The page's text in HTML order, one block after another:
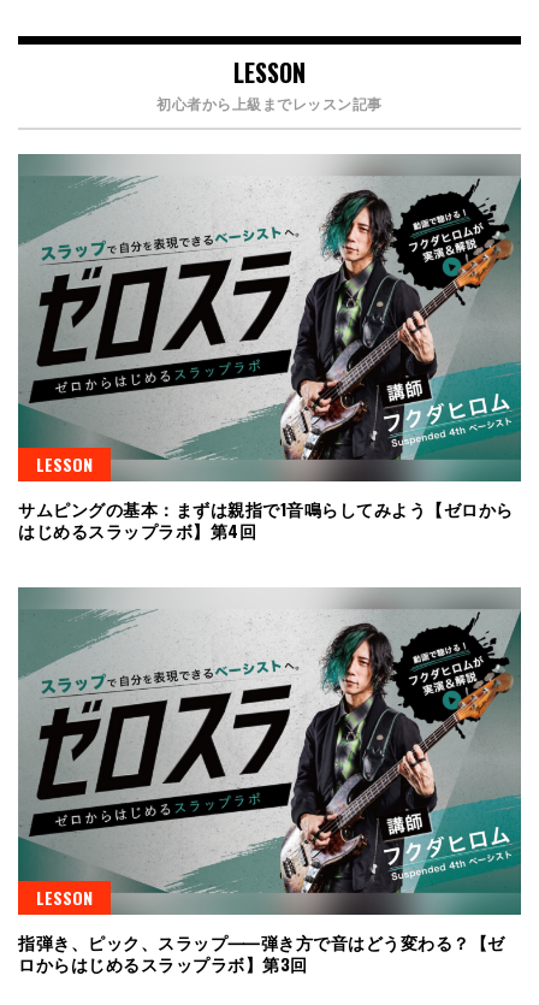
LESSON
初心者から上級までレッスン記事
LESSON
サムピングの基本：まずは親指で1音鳴らしてみよう【ゼロから
はじめるスラップラボ】第4回
LESSON
指弾き、ピック、スラップ⸺弾き方で音はどう変わる？【ゼ
ロからはじめるスラップラボ】第3回